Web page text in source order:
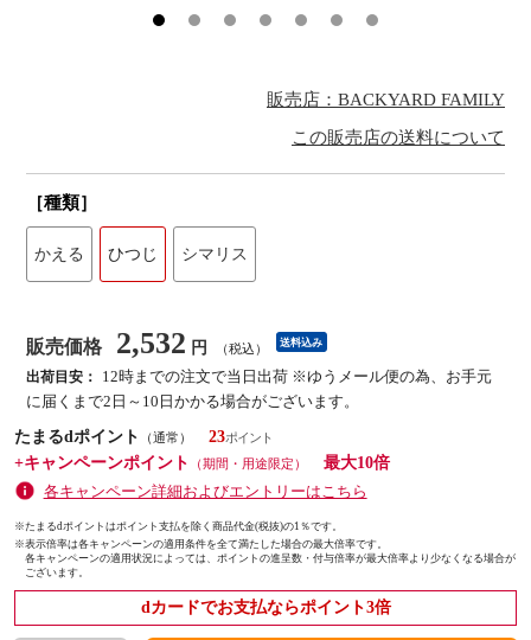
販売店：BACKYARD FAMILY
この販売店の送料について
［種類］
かえる ひつじ シマリス
販売価格 2,532 円 （税込） 送料込み
出荷目安：
12時までの注文で当日出荷 ※ゆうメール便の為、お手元
に届くまで2日～10日かかる場合がございます。
たまるdポイント
（通常）
23
+キャンペーンポイント
（期間・用途限定）
最大10倍
各キャンペーン詳細およびエントリーはこちら
※たまるdポイントはポイント支払を除く商品代金(税抜)の1％です。
※表示倍率は各キャンペーンの適用条件を全て満たした場合の最大倍率です。
各キャンペーンの適用状況によっては、ポイントの進呈数・付与倍率が最大倍率より少なくなる場合が
ございます。
dカードでお支払ならポイント3倍